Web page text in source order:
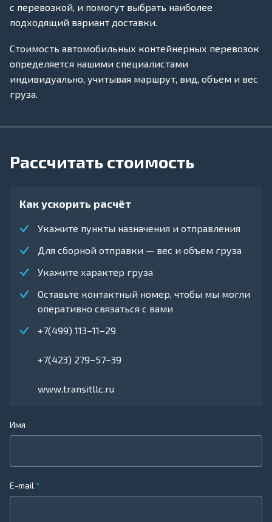
с перевозкой, и помогут выбрать наиболее
подходящий вариант доставки.
Стоимость автомобильных контейнерных перевозок
определяется нашими специалистами
индивидуально, учитывая маршрут, вид, объем и вес
груза.
Рассчитать стоимость
Имя
E-mail
Как ускорить расчёт
Укажите пункты назначения и отправления
Для сборной отправки — вес и объем груза
Укажите характер груза
Оставьте контактный номер, чтобы мы могли
оперативно связаться с вами
+7(499) 113−11−29
+7(423) 279−57−39
www.transitllc.ru